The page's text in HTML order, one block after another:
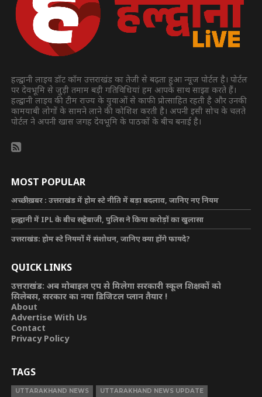
हल्द्वानी लाइव डॉट कॉम उत्तराखंड का तेजी से बढ़ता हुआ न्यूज पोर्टल है। पोर्टल
पर देवभूमि से जुड़ी तमाम बड़ी गतिविधियां हम आपके साथ साझा करते हैं।
हल्द्वानी लाइव की टीम राज्य के युवाओं से काफी प्रोत्साहित रहती है और उनकी
कामयाबी लोगों के सामने लाने की कोशिश करती है। अपनी इसी सोच के चलते
पोर्टल ने अपनी खास जगह देवभूमि के पाठकों के बीच बनाई है।
MOST POPULAR
अच्छी ख़बर : उत्तराखंड में होम स्टे नीति में बड़ा बदलाव, जानिए नए नियम
हल्द्वानी में IPL के बीच सट्टेबाजी, पुलिस ने किया करोड़ों का खुलासा
उत्तराखंड: होम स्टे नियमों में संशोधन, जानिए क्या होंगे फायदे?
QUICK LINKS
उत्तराखंड: अब मोबाइल एप से मिलेगा सरकारी स्कूल शिक्षकों को
सिलेबस, सरकार का नया डिजिटल प्लान तैयार !
About
Advertise With Us
Contact
Privacy Policy
TAGS
UTTARAKHAND NEWS UTTARAKHAND NEWS UPDATE